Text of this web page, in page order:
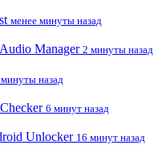
менее минуты назад
Manager 2 минуты назад
назад
6 минут назад
Unlocker 16 минут назад